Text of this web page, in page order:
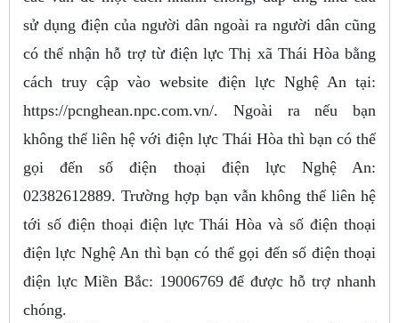
sử dụng điện của người dân ngoài ra người dân cũng
có thể nhận hỗ trợ từ điện lực Thị xã Thái Hòa bằng
cách truy cập vào website điện lực Nghệ An tại:
https://pcnghean.npc.com.vn/. Ngoài ra nếu bạn
không thể liên hệ với điện lực Thái Hòa thì bạn có thể
gọi đến số điện thoại điện lực Nghệ An:
02382612889. Trường hợp bạn vẫn không thể liên hệ
tới số điện thoại điện lực Thái Hòa và số điện thoại
điện lực Nghệ An thì bạn có thể gọi đến số điện thoại
điện lực Miền Bắc: 19006769 để được hỗ trợ nhanh
chóng.